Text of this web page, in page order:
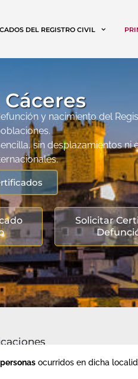
DEL REGISTRO CIVIL
y nacimiento del
sin desplazamientos ni
Solicitar
ocurridos en dicha